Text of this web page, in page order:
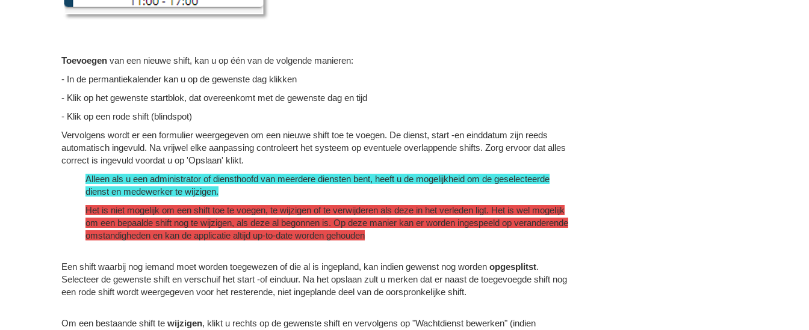
Toevoegen van een nieuwe shift, kan u op één van de volgende manieren:
- In de permantiekalender kan u op de gewenste dag klikken
- Klik op het gewenste startblok, dat overeenkomt met de gewenste dag en tijd
- Klik op een rode shift (blindspot)
Vervolgens wordt er een formulier weergegeven om een nieuwe shift toe te voegen. De dienst, start -en einddatum zijn reeds
automatisch ingevuld. Na vrijwel elke aanpassing controleert het systeem op eventuele overlappende shifts. Zorg ervoor dat alles
correct is ingevuld voordat u op 'Opslaan' klikt.
Alleen als u een administrator of diensthoofd van meerdere diensten bent, heeft u de mogelijkheid om de geselecteerde
dienst en medewerker te wijzigen.
Het is niet mogelijk om een shift toe te voegen, te wijzigen of te verwijderen als deze in het verleden ligt. Het is wel mogelijk
om een bepaalde shift nog te wijzigen, als deze al begonnen is. Op deze manier kan er worden ingespeeld op veranderende
omstandigheden en kan de applicatie altijd up-to-date worden gehouden
Een shift waarbij nog iemand moet worden toegewezen of die al is ingepland, kan indien gewenst nog worden opgesplitst.
Selecteer de gewenste shift en verschuif het start -of einduur. Na het opslaan zult u merken dat er naast de toegevoegde shift nog
een rode shift wordt weergegeven voor het resterende, niet ingeplande deel van de oorspronkelijke shift.
Om een bestaande shift te wijzigen, klikt u rechts op de gewenste shift en vervolgens op "Wachtdienst bewerken" (indien